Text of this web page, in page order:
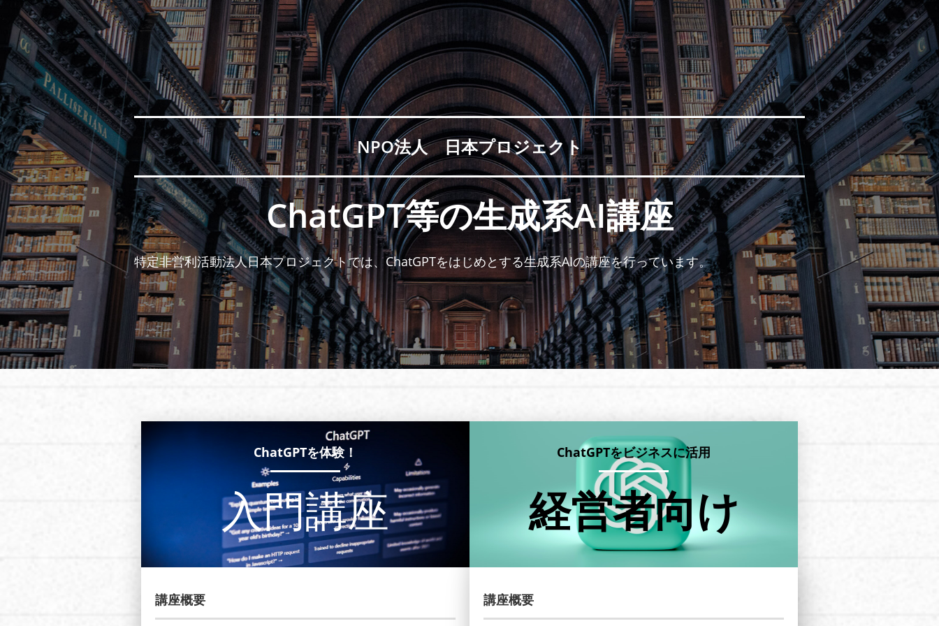
NPO法人 日本プロジェクト
ChatGPT等の生成系AI講座
特定非営利活動法人日本プロジェクトでは、ChatGPTをはじめとする生成系AIの講座を行っています。
ChatGPTを体験！
入門講座
講座概要
ChatGPTをビジネスに活用
経営者向け
講座概要